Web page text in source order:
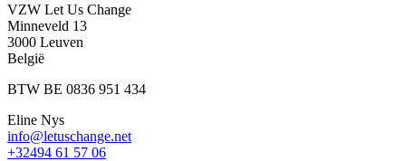
VZW Let Us Change
Minneveld 13
3000 Leuven
België
BTW BE 0836 951 434
Eline Nys
info@letuschange.net
+32494 61 57 06